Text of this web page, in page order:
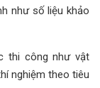
như số liệu khảo
thi công như vật
nghiệm theo tiêu